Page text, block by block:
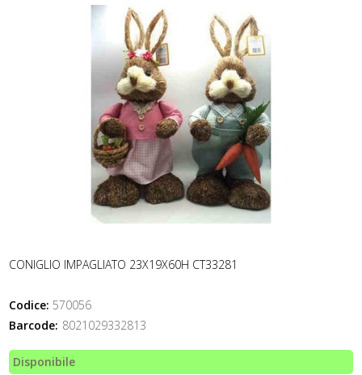
CONIGLIO IMPAGLIATO 23X19X60H CT33281
Codice: 570056
Barcode: 8021029332813
Disponibile